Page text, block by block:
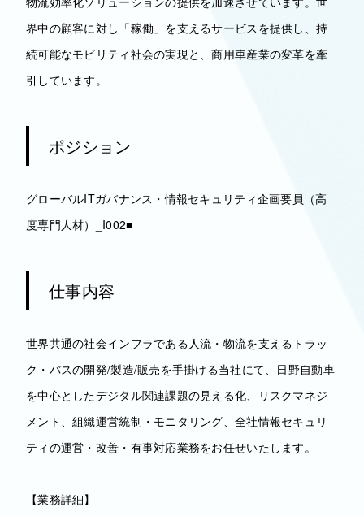
界中の顧客に対し「稼働」を支えるサービスを提供し、持
続可能なモビリティ社会の実現と、商用車産業の変革を牽
引しています。
ポジション
グローバルITガバナンス・情報セキュリティ企画要員（高
度専門人材）_I002■
仕事内容
世界共通の社会インフラである人流・物流を支えるトラッ
ク・バスの開発/製造/販売を手掛ける当社にて、日野自動車
を中心としたデジタル関連課題の見える化、リスクマネジ
メント、組織運営統制・モニタリング、全社情報セキュリ
ティの運営・改善・有事対応業務をお任せいたします。
【業務詳細】